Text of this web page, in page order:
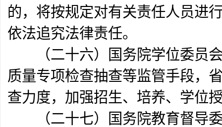
的，将按规定对有关责任人员进
依法追究法律责任。
（二十六）国务院学位委员会
质量专项检查抽查等监管手段，
查力度，加强招生、培养、学位
（二十七）国务院教育督导委